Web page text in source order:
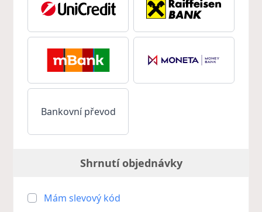
Bankovní převod
Shrnutí objednávky
Mám slevový kód